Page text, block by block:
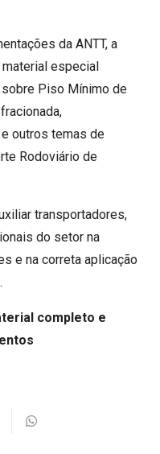
da ANTT, a
especial
Piso Mínimo de
outros temas de
Rodoviário de
transportadores,
do setor na
e na correta aplicação
completo e